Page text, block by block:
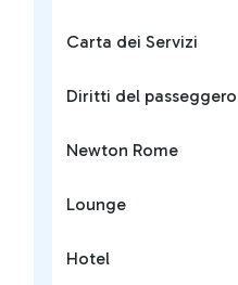
Carta dei Servizi
Diritti del passeggero
Newton Rome
Lounge
Hotel